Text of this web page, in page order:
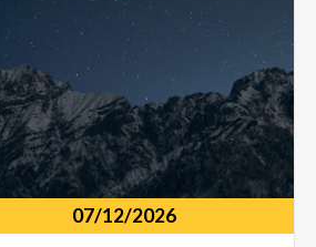
07/12/2026